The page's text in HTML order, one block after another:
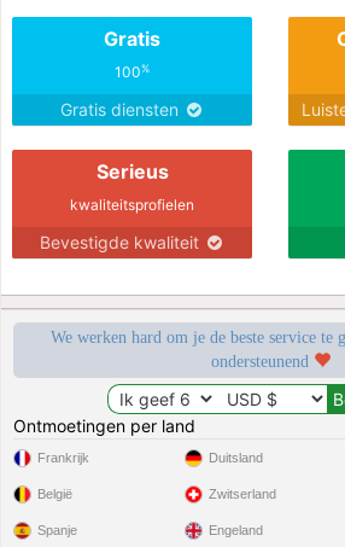
Gratis
100%
Gratis diensten
Serieus
kwaliteitsprofielen
Bevestigde kwaliteit
We werken hard om je de beste service te
ondersteunend
Ontmoetingen per land
Frankrijk
België
Spanje
Duitsland
Zwitserland
Engeland